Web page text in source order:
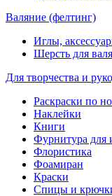
Валяние (фелтинг)
Иглы,
Шерсть для
Для творчества и
Раскраски по
Наклейки
Книги
Фурнитура для
Флористика
Фоамиран
Краски
Спицы и